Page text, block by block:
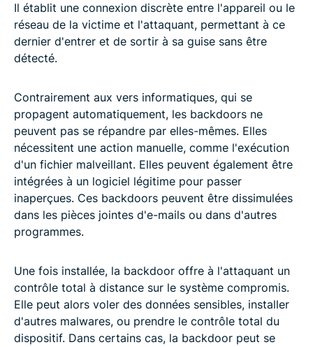
Il établit une connexion discrète entre l'appareil ou le
réseau de la victime et l'attaquant, permettant à ce
dernier d'entrer et de sortir à sa guise sans être
détecté.
Contrairement aux vers informatiques, qui se
propagent automatiquement, les backdoors ne
peuvent pas se répandre par elles-mêmes. Elles
nécessitent une action manuelle, comme l'exécution
d'un fichier malveillant. Elles peuvent également être
intégrées à un logiciel légitime pour passer
inaperçues. Ces backdoors peuvent être dissimulées
dans les pièces jointes d'e-mails ou dans d'autres
programmes.
Une fois installée, la backdoor offre à l'attaquant un
contrôle total à distance sur le système compromis.
Elle peut alors voler des données sensibles, installer
d'autres malwares, ou prendre le contrôle total du
dispositif. Dans certains cas, la backdoor peut se